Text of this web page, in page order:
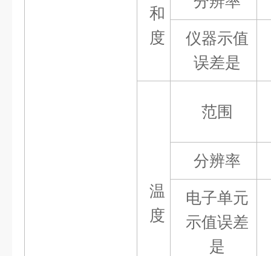
和
度
仪器示值
误差是
温
度
范围
分辨率
电子单元
示值误差
是